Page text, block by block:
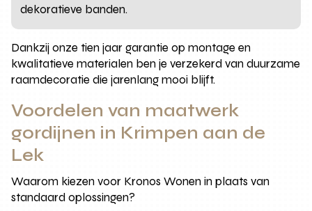
dekoratieve banden.
Dankzij onze tien jaar garantie op montage en
kwalitatieve materialen ben je verzekerd van duurzame
raamdecoratie die jarenlang mooi blijft.
Voordelen van maatwerk
gordijnen in Krimpen aan de
Lek
Waarom kiezen voor Kronos Wonen in plaats van
standaard oplossingen?